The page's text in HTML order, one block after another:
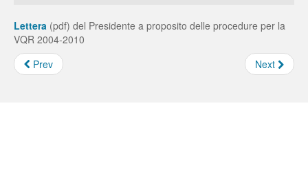
Lettera (pdf) del Presidente a proposito delle procedure per la
VQR 2004-2010
Prev
Next